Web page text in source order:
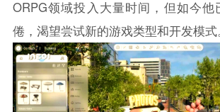
ORPG领域投入大量时间，但如今他
倦，渴望尝试新的游戏类型和开发模式